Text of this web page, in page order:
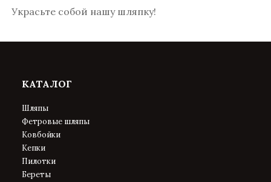
Украсьте собой нашу шляпку!
КАТАЛОГ
Шляпы
Фетровые шляпы
Ковбойки
Кепки
Пилотки
Береты